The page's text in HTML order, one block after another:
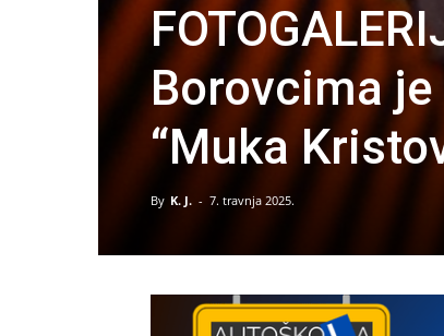
Borovcima
“Muka
By K. J. - 7. travnja 2025.